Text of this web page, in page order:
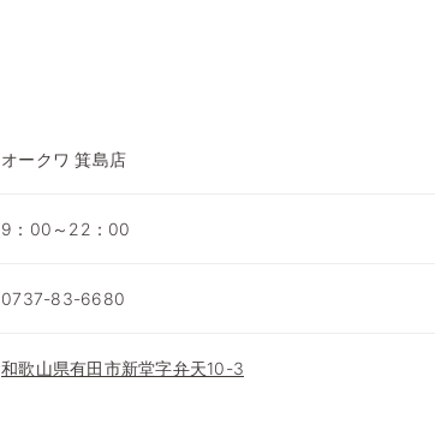
オークワ 箕島店
9：00～22：00
0737-83-6680
和歌山県有田市新堂字弁天10-3